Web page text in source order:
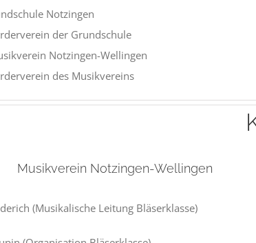
Notzingen
der Grundschule
Notzingen-Wellingen
des Musikvereins
Musikverein Notzingen-Wellingen
(Musikalische Leitung Bläserklasse)